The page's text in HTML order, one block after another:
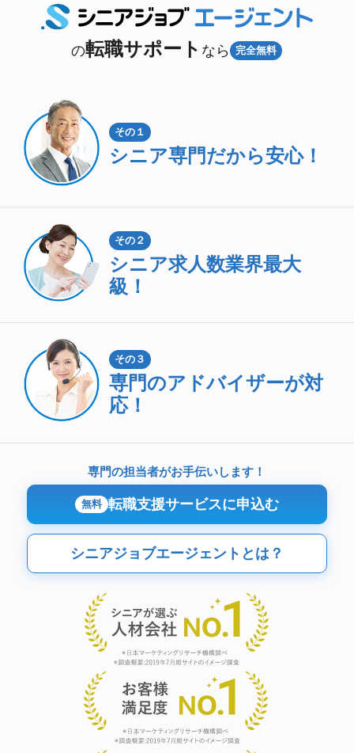
の転職サポート なら 完全無料
その１
シニア専門だから安心！
その２
シニア求人数業界最大
級！
その３
専門のアドバイザーが対
応！
専門の担当者がお手伝いします！
無料 転職支援サービスに申込む
シニアジョブエージェントとは？